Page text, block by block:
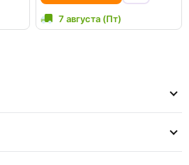
7 августа (Пт)